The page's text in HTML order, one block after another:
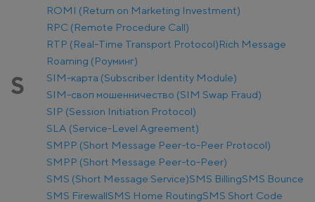
ROMI (Return on Marketing Investment)
RPC (Remote Procedure Call)
RTP (Real-Time Transport Protocol)Rich Message
Roaming (Роуминг)
S
SIM-карта (Subscriber Identity Module)
SIM-своп мошенничество (SIM Swap Fraud)
SIP (Session Initiation Protocol)
SLA (Service-Level Agreement)
SMPP (Short Message Peer-to-Peer Protocol)
SMPP (Short Message Peer-to-Peer)
SMS (Short Message Service)SMS BillingSMS Bounce
SMS FirewallSMS Home RoutingSMS Short Code